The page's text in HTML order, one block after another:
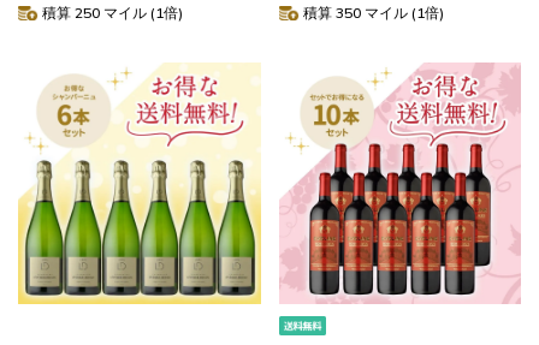
積算 250 マイル (1倍) 積算 350 マイル (1倍)